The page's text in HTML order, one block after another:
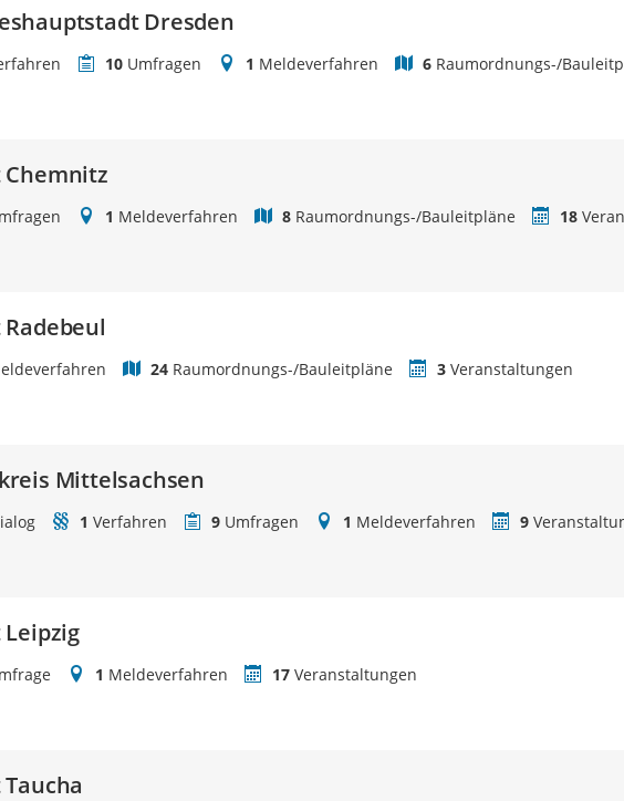
Dresden
10 Umfragen 1 Meldeverfahren 6 Raumordnungs-/
Chemnitz
1 Meldeverfahren 8 Raumordnungs-/Bauleitpläne 18
Radebeul
24 Raumordnungs-/Bauleitpläne 3 Veranstaltungen
Mittelsachsen
1 Verfahren 9 Umfragen 1 Meldeverfahren 9
Leipzig
1 Meldeverfahren 17 Veranstaltungen